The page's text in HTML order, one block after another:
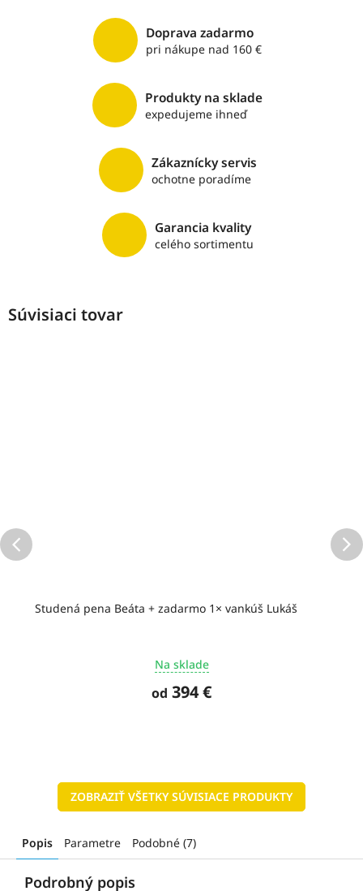
Doprava zadarmo
pri nákupe nad 160 €
Produkty na sklade
expedujeme ihneď
Zákaznícky servis
ochotne poradíme
Garancia kvality
celého sortimentu
Súvisiaci tovar
Studená pena Beáta + zadarmo 1× vankúš Lukáš
Na sklade
od 394 €
ZOBRAZIŤ VŠETKY SÚVISIACE PRODUKTY
Popis Parametre Podobné (7)
Podrobný popis